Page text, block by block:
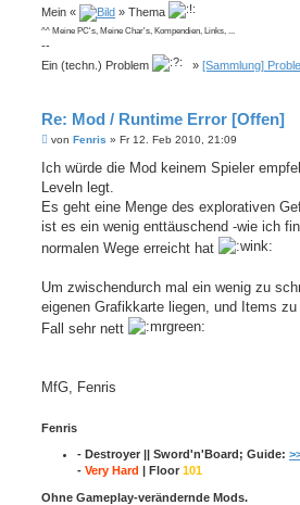
Mein «
» Thema
^^ Meine PC's, Meine Char's, Kompendien, Links, ...
--
Ein (techn.) Problem
» [Sammlung]
Re: Mod / Runtime Error [Offen]
B
i
r
a
von Fenris » Fr 12. Feb 2010, 21:09
Ich würde die Mod keinem Spieler
Leveln legt.
Es geht eine Menge des explorativen
ist es ein wenig enttäuschend -wie ich
normalen Wege erreicht hat
Um zwischendurch mal ein wenig zu
eigenen Grafikkarte liegen, und Items
Fall sehr nett
MfG, Fenris
Fenris
- Destroyer || Sword'n'Board; Guide:
- Very Hard | Floor 101
Ohne Gameplay-verändernde Mods.